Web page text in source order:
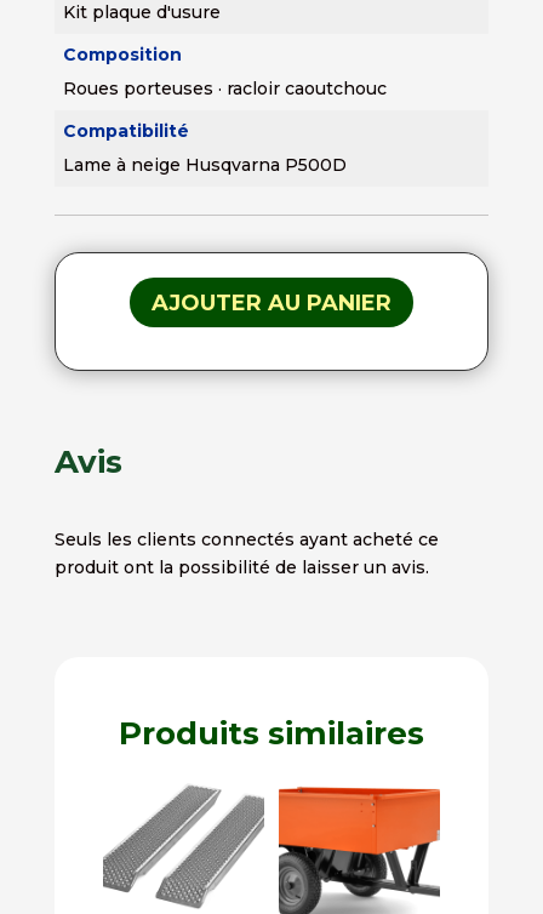
Kit plaque d'usure
Composition
Roues porteuses · racloir caoutchouc
Compatibilité
Lame à neige Husqvarna P500D
AJOUTER AU PANIER
Avis
Seuls les clients connectés ayant acheté ce
produit ont la possibilité de laisser un avis.
Produits similaires